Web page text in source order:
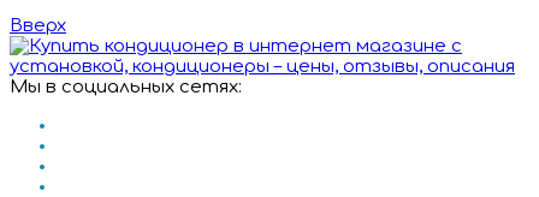
Вверх
Мы в социальных сетях: